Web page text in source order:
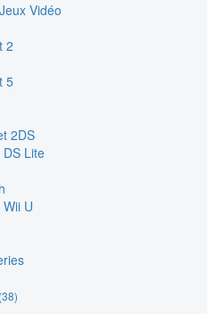
Vidéo
2
5
2DS
Lite
U
(38)